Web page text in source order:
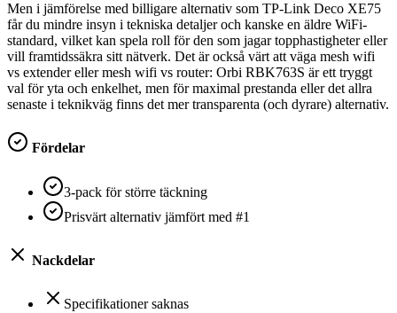
Men i jämförelse med billigare alternativ som TP-Link Deco XE75
får du mindre insyn i tekniska detaljer och kanske en äldre WiFi-
standard, vilket kan spela roll för den som jagar topphastigheter eller
vill framtidssäkra sitt nätverk. Det är också värt att väga mesh wifi
vs extender eller mesh wifi vs router: Orbi RBK763S är ett tryggt
val för yta och enkelhet, men för maximal prestanda eller det allra
senaste i teknikväg finns det mer transparenta (och dyrare) alternativ.
Fördelar
3-pack för större täckning
Prisvärt alternativ jämfört med #1
Nackdelar
Specifikationer saknas